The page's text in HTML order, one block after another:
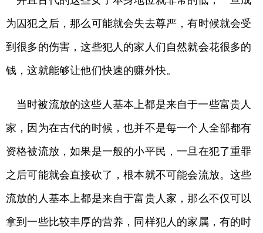
为囚犯之后，那么可能就会失去尊严，有时候就会受
到很多的伤害，这些犯人的家人们自然就会花很多的
钱，这就能够让他们快速的赚外快。
当时被流放的这些人基本上都是来自于一些富贵人
家，因为在古代的时候，也并不是每一个人全部都有
资格被流放，如果是一般的小平民，一旦在犯了重罪
之后可能就会直接砍了，根本就不可能会流放。这些
流放的人基本上都是来自于富贵人家，那么不仅可以
拿到一些比较丰厚的营养，同样犯人的家属，有的时